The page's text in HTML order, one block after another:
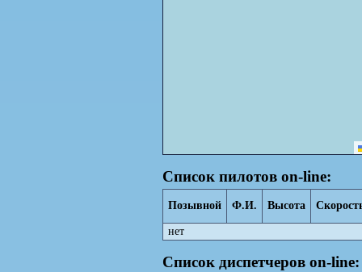
Список пилотов on-line:
Позывной Ф.И. Высота
нет
Список диспетчеров on-line: